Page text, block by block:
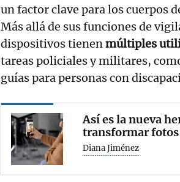
un factor clave para los cuerpos
Más allá de sus funciones de
dispositivos tienenmúltiples
tareas policiales y militares,
guías para personas con
Así es la nueva
transformar
Diana Jiménez